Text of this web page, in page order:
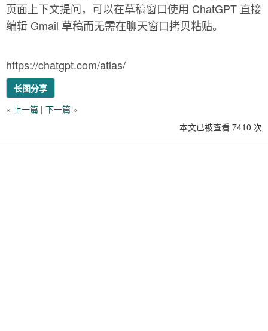
页面上下文提问，可以在草稿窗口使用 ChatGPT 直接
编辑 Gmail 草稿而无需在聊天窗口拷贝粘贴。
https://chatgpt.com/atlas/
长图分享
« 上一篇 | 下一篇 »
本文已被查看 7410 次